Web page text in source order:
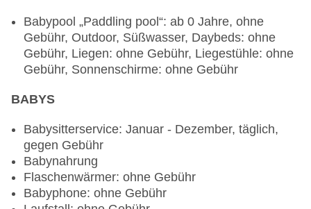
Restaurants: 2
Hauptrestaurant „Doors to Zanzibar Restaurant“:
Küche: international, landestypisch, mediterran,
Fisch/Meeresfrüchte, Grillgerichte, Babynahrung:
gegen Gebühr, Anfrage & Reservierung
notwendig, glutenfreie Gerichte: gegen Gebühr,
gegen Gebühr, Anfrage & Reservierung
notwendig, lactosefreie Gerichte: gegen Gebühr,
Anfrage & Reservierung notwendig, leichte
Gerichte: gegen Gebühr, Anfrage & Reservierung
notwendig, saisonale Gerichte: gegen Gebühr,
Anfrage & Reservierung notwendig, vegetarische
Babypool „Paddling pool“: ab 0 Jahre, ohne
Gebühr, Outdoor, Süßwasser, Daybeds: ohne
Gebühr, Liegen: ohne Gebühr, Liegestühle: ohne
Gebühr, Sonnenschirme: ohne Gebühr
BABYS
Babysitterservice: Januar - Dezember, täglich,
gegen Gebühr
Babynahrung
Flaschenwärmer: ohne Gebühr
Babyphone: ohne Gebühr